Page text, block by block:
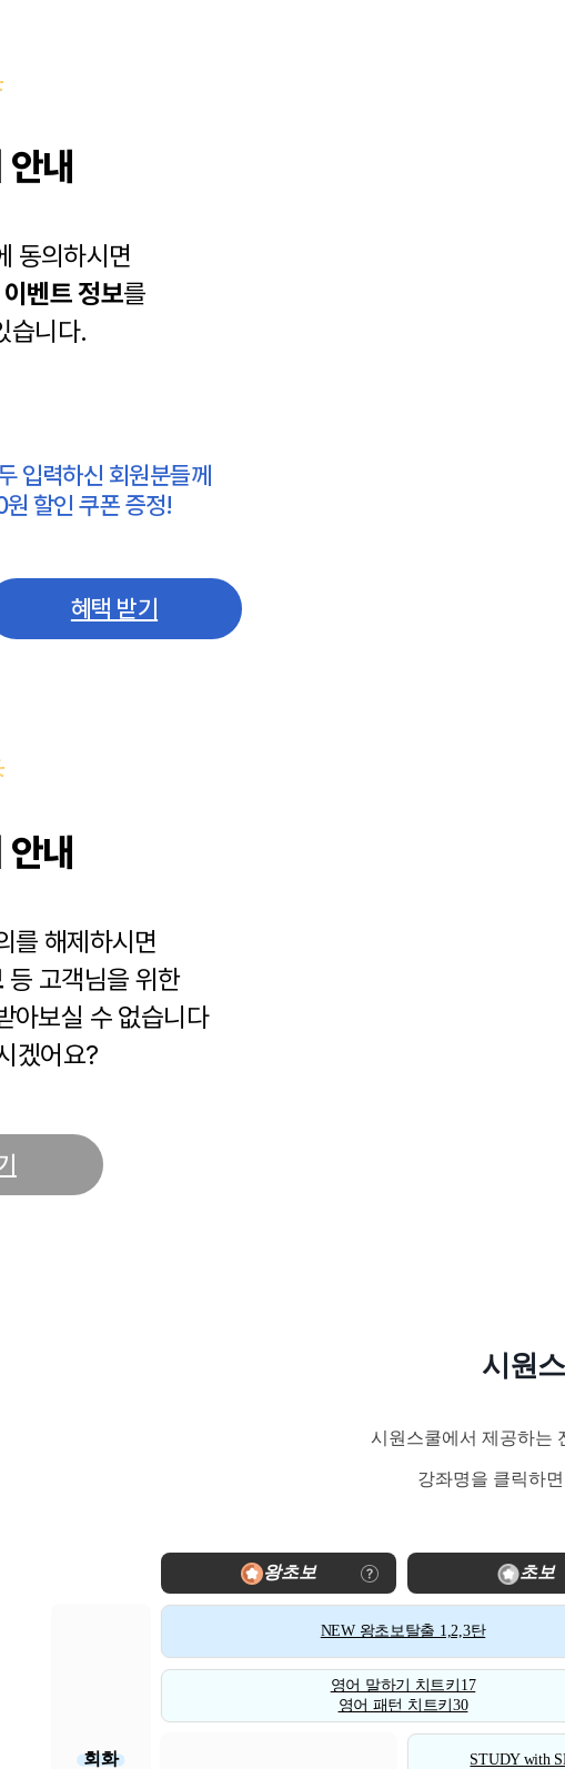
내
동의하시면
이벤트 정보를
습니다.
입력하신 회원분들께
할인 쿠폰 증정!
혜택 받기
내
를 해제하시면
등 고객님을 위한
아보실 수 없습니다
겠어요?
시원
시원스쿨에서 제공하는
강좌명을 클릭하
왕초보 초보
회화
NEW 왕초보탈출 1,2,3탄
영어 말하기 치트키17
영어 패턴 치트키30
STUDY with